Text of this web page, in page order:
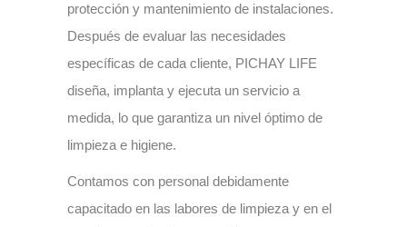
protección y mantenimiento de instalaciones.
Después de evaluar las necesidades
específicas de cada cliente, PICHAY LIFE
diseña, implanta y ejecuta un servicio a
medida, lo que garantiza un nivel óptimo de
limpieza e higiene.
Contamos con personal debidamente
capacitado en las labores de limpieza y en el